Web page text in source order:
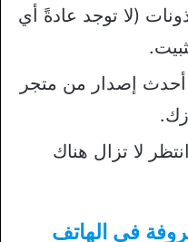
(لا توجد عادةً أي
أحدث إصدار من متجر
لا تزال هناك
في الهاتف